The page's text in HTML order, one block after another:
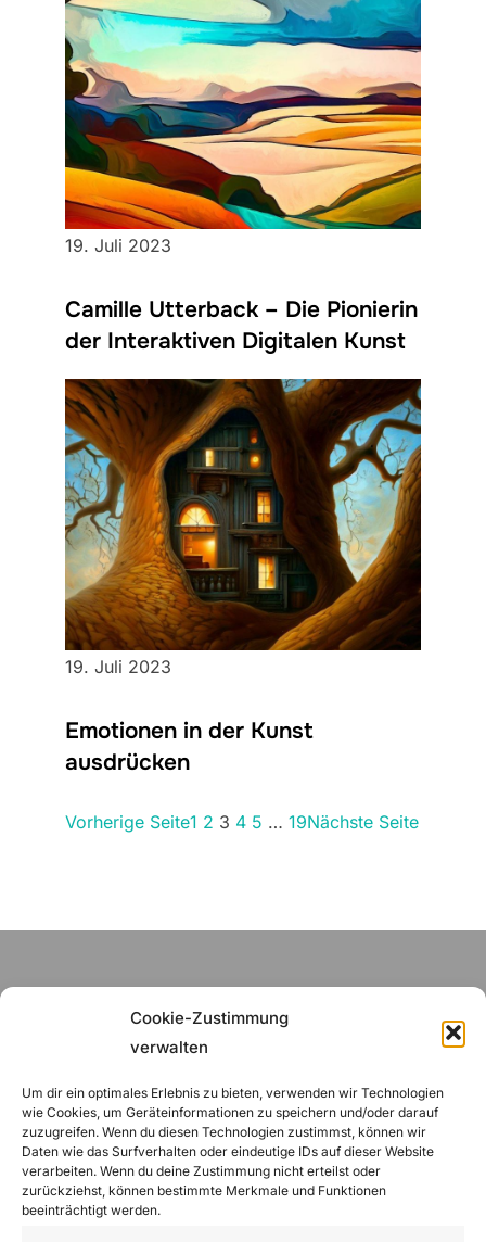
Cookie-Zustimmung
verwalten
Um dir ein optimales Erlebnis zu bieten, verwenden wir Technologien
wie Cookies, um Geräteinformationen zu speichern und/oder darauf
zuzugreifen. Wenn du diesen Technologien zustimmst, können wir
Daten wie das Surfverhalten oder eindeutige IDs auf dieser Website
verarbeiten. Wenn du deine Zustimmung nicht erteilst oder
zurückziehst, können bestimmte Merkmale und Funktionen
beeinträchtigt werden.
19. Juli 2023
Camille Utterback – Die Pionierin
der Interaktiven Digitalen Kunst
19. Juli 2023
Emotionen in der Kunst
ausdrücken
Vorherige Seite1 2 3 4 5 … 19Nächste Seite
UNLEASH YOUR CREATIVITY
WITH INSPIRO
Lorem ipsum dolor sit amet, consectetur
adipiscing elit. Ut elit tellus, luctus nec
ullamcorper mattis, pulvinar dapibus leo.